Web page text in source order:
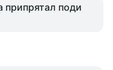
поди